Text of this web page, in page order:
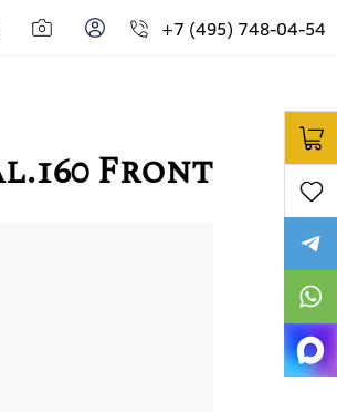
+7 (495) 748-04-54
Front